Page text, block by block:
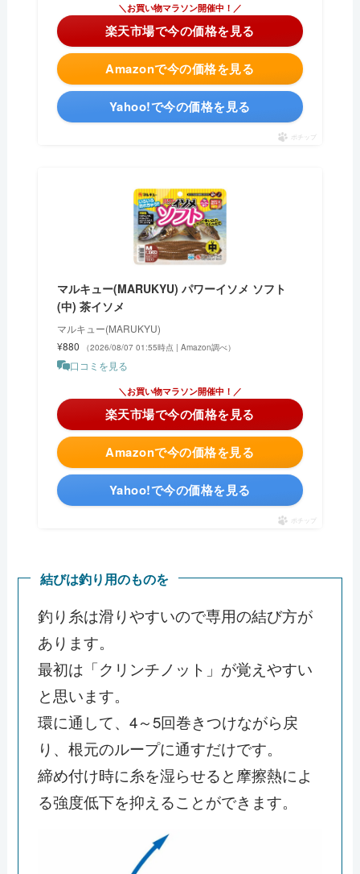
Amazonで今の価格を見る
＼今日は5と0の日！ポイント4倍！／
楽天市場で今の価格を見る
Yahoo!で今の価格を見る
ポチップ
マルキュー(MARUKYU) パワーイソメ ソフト
(中) 茶イソメ
マルキュー(MARUKYU)
¥880
（2026/08/07 01:55時点 | Amazon調べ）
口コミを見る
Amazonで今の価格を見る
＼今日は5と0の日！ポイント4倍！／
楽天市場で今の価格を見る
Yahoo!で今の価格を見る
ポチップ
結びは釣り用のものを
釣り糸は滑りやすいので専用の結び方が
あります。
最初は「クリンチノット」が覚えやすい
と思います。
環に通して、4～5回巻きつけながら戻
り、根元のループに通すだけです。
締め付け時に糸を湿らせると摩擦熱によ
る強度低下を抑えることができます。